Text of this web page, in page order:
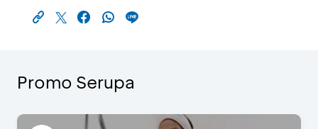
Promo Serupa